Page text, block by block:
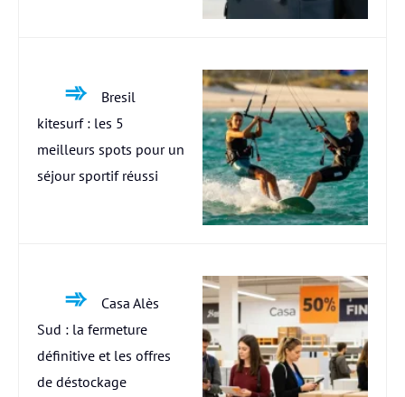
Bresil
kitesurf : les 5
meilleurs spots pour un
séjour sportif réussi
Casa Alès
Sud : la fermeture
définitive et les offres
de déstockage